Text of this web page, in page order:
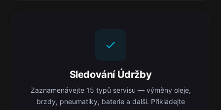
Sledování Údržby
Zaznamenávejte 15 typů servisu — výměny oleje,
brzdy, pneumatiky, baterie a další. Přikládejte